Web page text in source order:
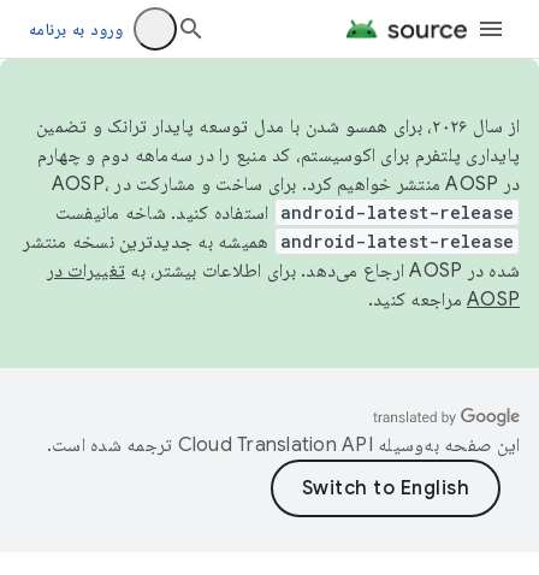
ورود به برنامه
از سال ۲۰۲۶، برای همسو شدن با مدل توسعه پایدار ترانک و تضمین
پایداری پلتفرم برای اکوسیستم، کد منبع را در سه‌ماهه دوم و چهارم
در AOSP منتشر خواهیم کرد. برای ساخت و مشارکت در AOSP،
android-latest-release استفاده کنید. شاخه مانیفست
android-latest-release
همیشه به جدیدترین نسخه منتشر
شده در AOSP ارجاع می‌دهد. برای اطلاعات بیشتر، به
تغییرات در
AOSP مراجعه کنید.
این صفحه به‌وسیله ترجمه شده است.